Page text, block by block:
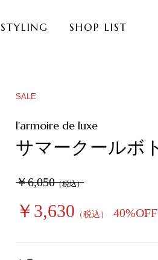
STYLING SHOP LIST
SALE
サマークールボ
￥6,050（税込）
￥3,630 （税込） 40%OFF
l'armoire de luxe